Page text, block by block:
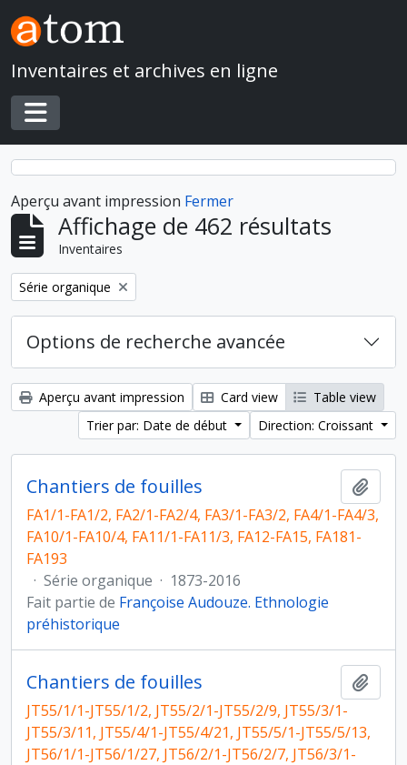
Skip to main content
Inventaires et archives en ligne
Toggle navigation
Aperçu avant impression Fermer
Affichage de 462 résultats
Inventaires
Remove filter:
Série organique
Options de recherche avancée
Aperçu avant impression Card view
Table view
Trier par: Date de début
Direction: Croissant
Chantiers de fouilles
FA1/1-FA1/2, FA2/1-FA2/4, FA3/1-FA3/2, FA4/1-FA4/3,
FA10/1-FA10/4, FA11/1-FA11/3, FA12-FA15, FA181-
FA193
· Série organique · 1873-2016
Fait partie de Françoise Audouze. Ethnologie
préhistorique
Chantiers de fouilles
JT55/1/1-JT55/1/2, JT55/2/1-JT55/2/9, JT55/3/1-
JT55/3/11, JT55/4/1-JT55/4/21, JT55/5/1-JT55/5/13,
JT56/1/1-JT56/1/27, JT56/2/1-JT56/2/7, JT56/3/1-